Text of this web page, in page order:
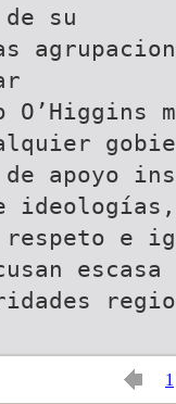
su
O’Higgins
de apoyo
respeto e
1